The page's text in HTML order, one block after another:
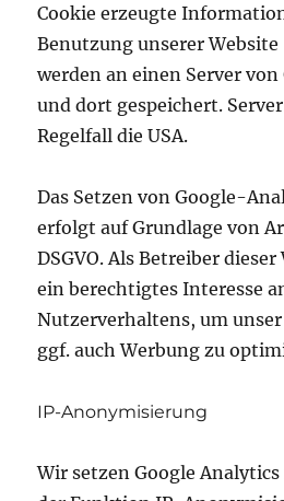
Cookie erzeugte
Benutzung unserer Website
werden an einen Server
und dort gespeichert.
Regelfall die USA.
Das Setzen von Google-
erfolgt auf Grundlage von
DSGVO. Als Betreiber
ein berechtigtes Interesse
Nutzerverhaltens, um
ggf. auch Werbung zu
IP-Anonymisierung
Wir setzen Google